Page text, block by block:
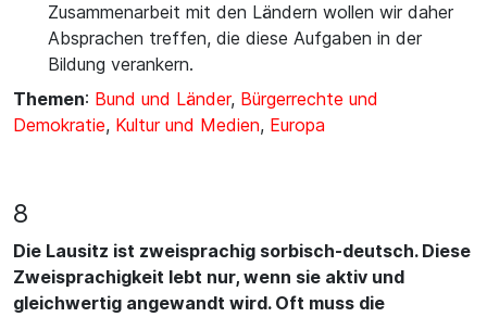
Zusammenarbeit mit den Ländern wollen wir daher
Absprachen treffen, die diese Aufgaben in der
Bildung verankern.
Themen: Bund und Länder, Bürgerrechte und
Demokratie, Kultur und Medien, Europa
8
Die Lausitz ist zweisprachig sorbisch-deutsch. Diese
Zweisprachigkeit lebt nur, wenn sie aktiv und
gleichwertig angewandt wird. Oft muss die